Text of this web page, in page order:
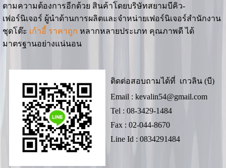
ตามความต้องการอีกด้วย สินค้าโดยบริษัทสยามบีคิว-
เฟอร์นิเจอร์ ผู้นำด้านการผลิตและจำหน่ายเฟอร์นิเจอร์สำนักงาน
ชุดโต๊ะ เก้าอี้ ราคาถูก หลากหลายประเภท คุณภาพดี ได้
มาตรฐานอย่างแน่นอน
ติดต่อสอบถามได้ที่ เกวลิน (บี)
Email : kevalin54@gmail.com
Tel : 08-3429-1484
Fax : 02-044-8670
Line Id : 0834291484